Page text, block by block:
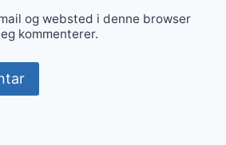
og websted i denne browser
kommenterer.